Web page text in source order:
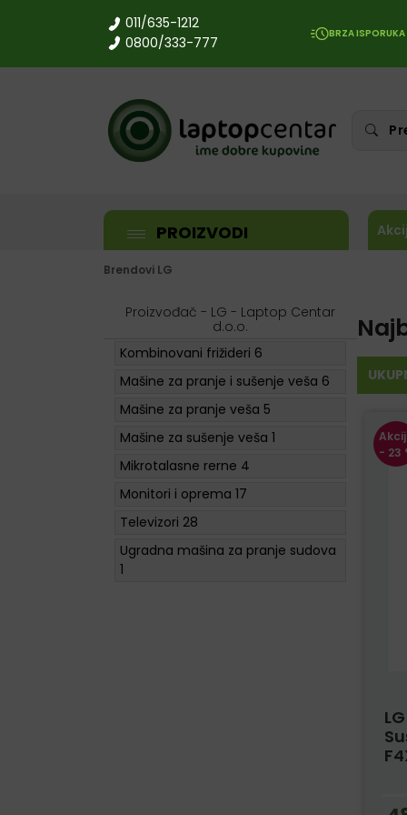
011/635-1212
0800/333-777
BRZA ISPORUKA
PROIZVODI
Brendovi LG
Proizvođač - LG - Laptop Centar
d.o.o.
Kombinovani frižideri 6
Mašine za pranje i sušenje veša 6
Mašine za pranje veša 5
Mašine za sušenje veša 1
Mikrotalasne rerne 4
Monitori i oprema 17
Televizori 28
Ugradna mašina za pranje sudova
1
- 23